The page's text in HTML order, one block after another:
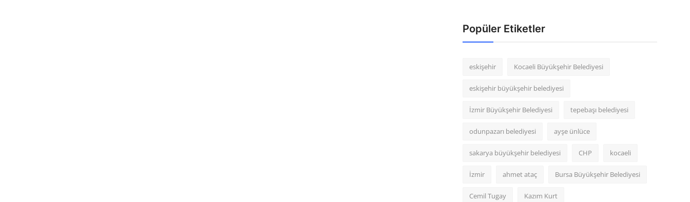
Popüler Etiketler
eskişehir Kocaeli Büyükşehir Belediyesi
eskişehir büyükşehir belediyesi
İzmir Büyükşehir Belediyesi tepebaşı belediyesi
odunpazarı belediyesi ayşe ünlüce
sakarya büyükşehir belediyesi CHP kocaeli
İzmir ahmet ataç Bursa Büyükşehir Belediyesi
Cemil Tugay Kazım Kurt